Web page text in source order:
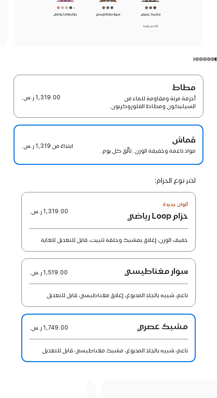
مطاط
أحزمة مرنة ومقاومة للماء من
السيليكون ومطاط الفلوروكربون.
1,319.00 ر.س.‏
قماش
مواد ناعمة وخفيفة الوزن. تألّق كل يوم.
ابتداءً من 1,319 ر.س.‏
اختر نوع الحزام:
ألوان جديدة
حزام Loop رياضي 1,319.00 ر.س.‏
خفيف الوزن، إغلاق بمشبك وحلقة تثبيت، قابل للتعديل للغاية
سوار مغناطيسي 1,519.00 ر.س.‏
ناعم، شبيه بالجلد المدبوغ، إغلاق مغناطيسي، قابل للتعديل
مشبك عصري 1,749.00 ر.س.‏
ناعم، شبيه بالجلد المدبوغ، مشبك مغناطيسي، قابل للتعديل